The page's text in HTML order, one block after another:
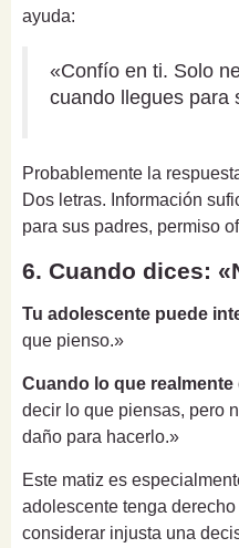
ayuda:
«Confío en ti. Solo
cuando llegues para
Probablemente la
Dos letras. Información
para sus padres, permiso
6. Cuando dices:
Tu adolescente puede
que pienso.»
Cuando lo que
decir lo que piensas, pero
daño para hacerlo.»
Este matiz es
adolescente tenga
considerar injusta una